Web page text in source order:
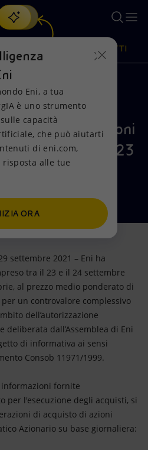
nuova soluzione di intelligenza
PRODOTTI
Stampa
di azioni
compreso tra il 23
settembre 2021 – Eni ha
tra il 23 e il 24 settembre
al prezzo medio ponderato di
un controvalore complessivo
dell’autorizzazione
deliberata dall’Assemblea di Eni
di informativa ai sensi
Consob 11971/1999.
fornite
per l'esecuzione degli acquisti, si
di acquisto di azioni
Azionario su base giornaliera:
Eni, a tua
è uno strumento
capacità
che può aiutarti
di eni.com,
alle tue
ORA